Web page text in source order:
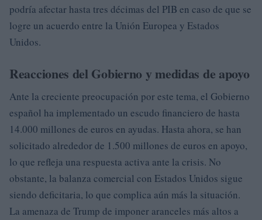
podría afectar hasta tres décimas del PIB en caso de que se
logre un acuerdo entre la Unión Europea y Estados
Unidos.
Reacciones del Gobierno y medidas de apoyo
Ante la creciente preocupación por este tema, el Gobierno
español ha implementado un escudo financiero de hasta
14.000 millones de euros en ayudas. Hasta ahora, se han
solicitado alrededor de 1.500 millones de euros en apoyo,
lo que refleja una respuesta activa ante la crisis. No
obstante, la balanza comercial con Estados Unidos sigue
siendo deficitaria, lo que complica aún más la situación.
La amenaza de Trump de imponer aranceles más altos a